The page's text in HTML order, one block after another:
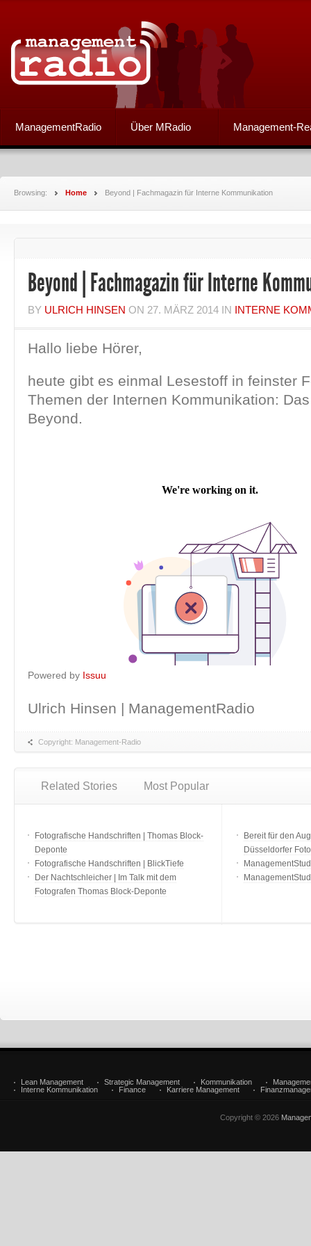
ManagementRadio Über MRadio Management-
Browsing: Home Beyond | Fachmagazin für Interne Kommunikation
Beyond | Fachmagazin für Interne
BY ULRICH HINSEN ON 27. MÄRZ 2014 IN INTERNE
Hallo liebe Hörer,
heute gibt es einmal Lesestoff in feinster
Themen der Internen Kommunikation:
Beyond.
Powered by Issuu
Ulrich Hinsen | ManagementRadio
Copyright: Management-Radio
Related Stories Most Popular
Fotografische Handschriften | Thomas Block-
Deponte
Fotografische Handschriften | BlickTiefe
Der Nachtschleicher | Im Talk mit dem
Fotografen Thomas Block-Deponte
Bereit für den
Düsseldorfer
Lean Management Strategic Management Kommunikation
Interne Kommunikation
Finance Karriere Management
Copyright © 2026